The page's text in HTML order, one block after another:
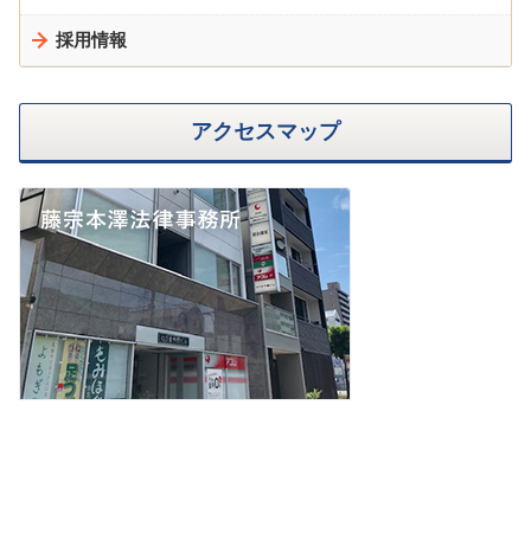
採用情報
アクセスマップ